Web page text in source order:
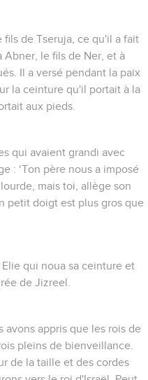
fils de Tseruja, ce qu'il a fait
Abner, le fils de Ner, et à
Il a versé pendant la paix
la ceinture qu'il portait à la
aux pieds.
qui avaient grandi avec
: ‘Ton père nous a imposé
mais toi, allège son
petit doigt est plus gros que
Elie qui noua sa ceinture et
de Jizreel.
avons appris que les rois de
pleins de bienveillance.
de la taille et des cordes